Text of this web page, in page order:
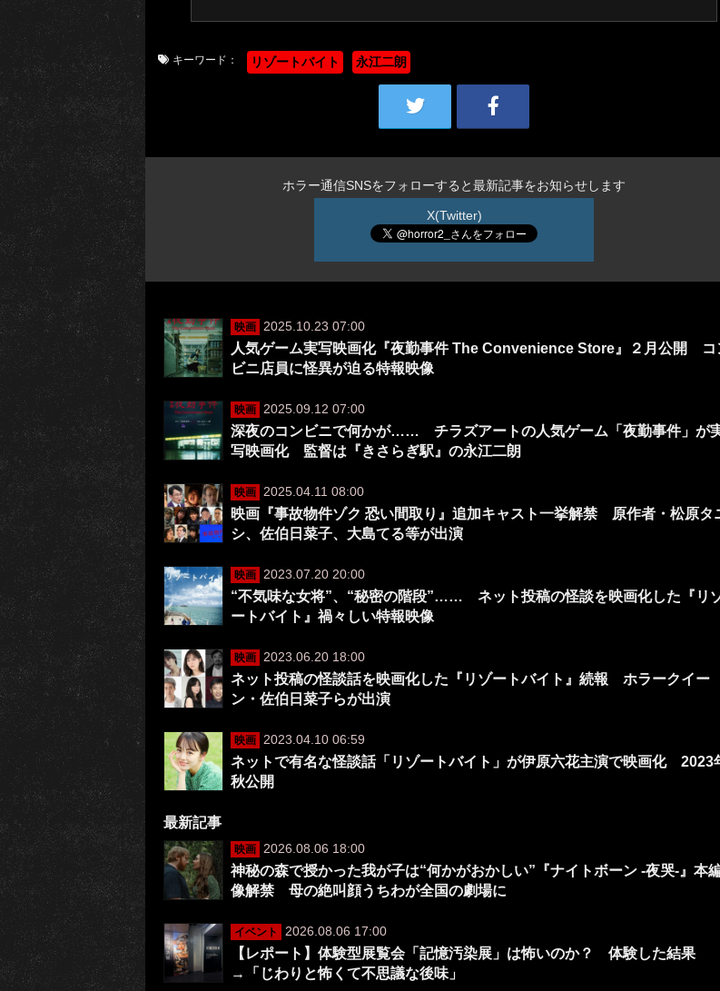
キーワード： リゾートバイト 永江二朗
ホラー通信SNSをフォローすると最新記事をお知らせします
X(Twitter)
映画 2025.10.23 07:00
人気ゲーム実写映画化『夜勤事件 The Convenience Store』２月公開 コ
ビニ店員に怪異が迫る特報映像
映画 2025.09.12 07:00
深夜のコンビニで何かが…… チラズアートの人気ゲーム「夜勤事件」が
写映画化 監督は『きさらぎ駅』の永江二朗
映画 2025.04.11 08:00
映画『事故物件ゾク 恐い間取り』追加キャスト一挙解禁 原作者・松原タ
シ、佐伯日菜子、大島てる等が出演
映画 2023.07.20 20:00
“不気味な女将”、“秘密の階段”…… ネット投稿の怪談を映画化した『リ
ートバイト』禍々しい特報映像
映画 2023.06.20 18:00
ネット投稿の怪談話を映画化した『リゾートバイト』続報 ホラークイー
ン・佐伯日菜子らが出演
映画 2023.04.10 06:59
ネットで有名な怪談話「リゾートバイト」が伊原六花主演で映画化 2023
秋公開
最新記事
映画 2026.08.06 18:00
神秘の森で授かった我が子は“何かがおかしい”『ナイトボーン -夜哭-』本
像解禁 母の絶叫顔うちわが全国の劇場に
イベント 2026.08.06 17:00
【レポート】体験型展覧会「記憶汚染展」は怖いのか？ 体験した結果
→「じわりと怖くて不思議な後味」